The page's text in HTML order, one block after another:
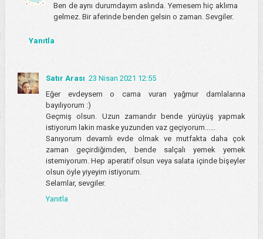
Ben de aynı durumdayım aslında. Yemesem hiç aklıma
gelmez. Bir aferinde benden gelsin o zaman. Sevgiler.
Yanıtla
Satır Arası 23 Nisan 2021 12:55
Eğer evdeysem o cama vuran yağmur damlalarına
bayılıyorum :)
Geçmiş olsun. Uzun zamandır bende yürüyüş yapmak
istiyorum lakin maske yuzunden vaz geçiyorum......
Sanıyorum devamlı evde olmak ve mutfakta daha çok
zaman geçirdiğimden, bende salçalı yemek yemek
istemiyorum. Hep aperatif olsun veya salata içinde bişeyler
olsun öyle yiyeyim istiyorum.
Selamlar, sevgiler.
Yanıtla